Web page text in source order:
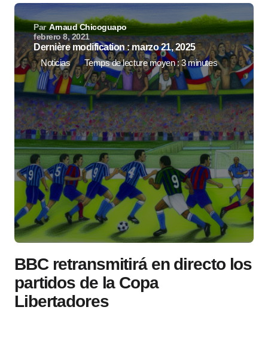
Par Arnaud Chicoguapo
febrero 8, 2021
Dernière modification : marzo 21, 2025
Noticias
Temps de lecture moyen : 3 minutes
BBC retransmitirá en directo los
partidos de la Copa
Libertadores